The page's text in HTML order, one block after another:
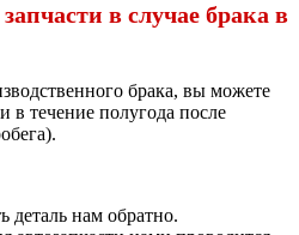
в случае брака в
брака, вы можете
в течение полугода после
деталь нам обратно.